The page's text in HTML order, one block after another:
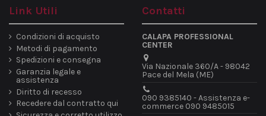
Link Utili
Condizioni di acquisto
Metodi di pagamento
Spedizioni e consegna
Garanzia legale e
assistenza
Diritto di recesso
Recedere dal contratto qui
Contatti
CALAPA PROFESSIONAL
CENTER
Via Nazionale 360/A - 98042
Pace del Mela (ME)
090 9385140 - Assistenza e-
commerce 090 9485015